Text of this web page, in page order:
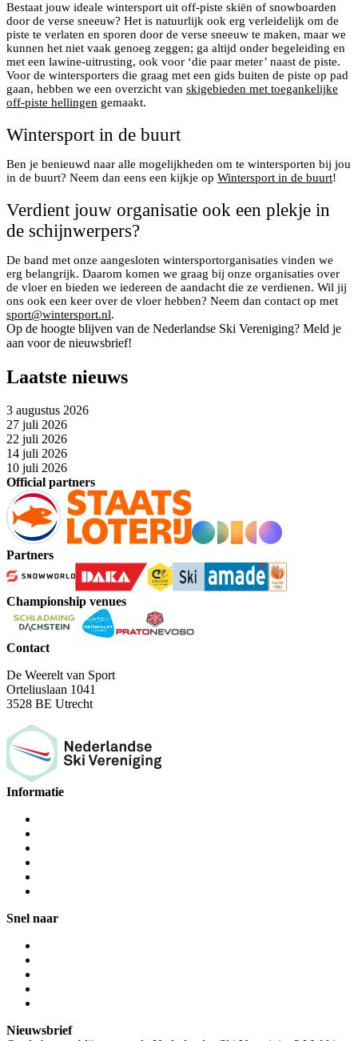
Bestaat jouw ideale wintersport uit off-piste skiën of snowboarden
door de verse sneeuw? Het is natuurlijk ook erg verleidelijk om de
piste te verlaten en sporen door de verse sneeuw te maken, maar we
kunnen het niet vaak genoeg zeggen; ga altijd onder begeleiding en
met een lawine-uitrusting, ook voor ‘die paar meter’ naast de piste.
Voor de wintersporters die graag met een gids buiten de piste op pad
gaan, hebben we een overzicht van skigebieden met toegankelijke
off-piste hellingen gemaakt.
Wintersport in de buurt
Ben je benieuwd naar alle mogelijkheden om te wintersporten bij jou
in de buurt? Neem dan eens een kijkje op Wintersport in de buurt!
Verdient jouw organisatie ook een plekje in
de schijnwerpers?
De band met onze aangesloten wintersportorganisaties vinden we
erg belangrijk. Daarom komen we graag bij onze organisaties over
de vloer en bieden we iedereen de aandacht die ze verdienen. Wil jij
ons ook een keer over de vloer hebben? Neem dan contact op met
sport@wintersport.nl.
Op de hoogte blijven van de Nederlandse Ski Vereniging? Meld je
aan voor de nieuwsbrief!
Laatste nieuws
3 augustus 2026
27 juli 2026
22 juli 2026
14 juli 2026
10 juli 2026
Official partners
Partners
Championship venues
Contact
De Weerelt van Sport
Orteliuslaan 1041
3528 BE Utrecht
Informatie
Snel naar
Nieuwsbrief